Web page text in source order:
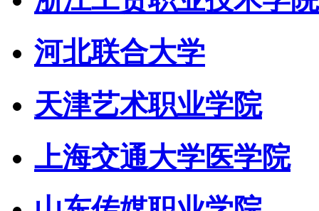
河北联合大学
天津艺术职业学院
上海交通大学医学院